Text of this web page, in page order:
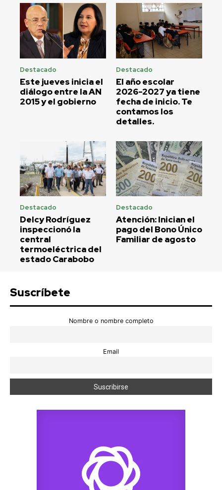
Destacado
Este jueves inicia el
diálogo entre la AN
2015 y el gobierno
Destacado
El año escolar
2026-2027 ya tiene
fecha de inicio. Te
contamos los
detalles.
Destacado
Delcy Rodríguez
inspeccionó la
central
termoeléctrica del
estado Carabobo
Destacado
Atención: Inician el
pago del Bono Único
Familiar de agosto
Suscríbete
Nombre o nombre completo
Email